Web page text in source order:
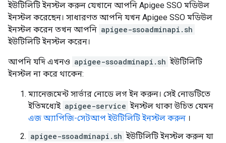
ইউটিলিটি ইনস্টল করুন যেখানে আপনি Apigee SSO মডিউল
ইনস্টল করেছেন। সাধারণত আপনি যখন Apigee SSO মডিউল
ইনস্টল করেন তখন আপনি apigee-ssoadminapi.sh
ইউটিলিটি ইনস্টল করেন।
আপনি যদি এখনও apigee-ssoadminapi.sh ইউটিলিটি
ইনস্টল না করে থাকেন:
ম্যানেজমেন্ট সার্ভার নোডে লগ ইন করুন। সেই নোডটিতে
ইতিমধ্যেই apigee-service ইনস্টল থাকা উচিত যেমন
এজ অ্যাপিজি-সেটআপ ইউটিলিটি ইনস্টল করুন ।
apigee-ssoadminapi.sh ইউটিলিটি ইনস্টল করুন যা